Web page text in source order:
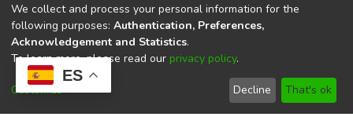
ES
Universidad Politécnica Estatal del Carchi
Universidad Politécnica Estatal del Carchi | Acreditada por el
CACES Resolución N°. 160-SE-33-CACES-2020
We collect and process your personal information for the
following purposes: Authentication, Preferences,
Acknowledgement and Statistics.
To learn more, please read our privacy policy.
Customize Decline That's ok